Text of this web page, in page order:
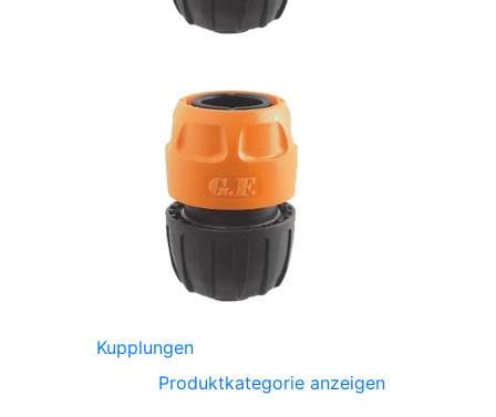
Kupplungen
Produktkategorie anzeigen